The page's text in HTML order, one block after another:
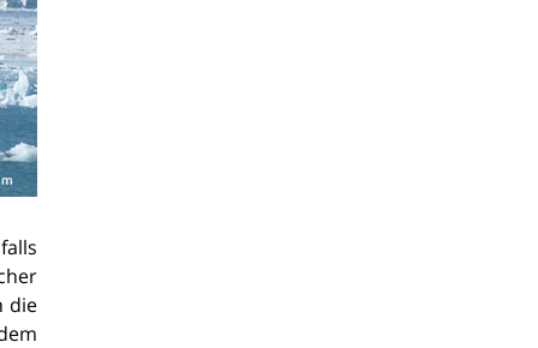
die